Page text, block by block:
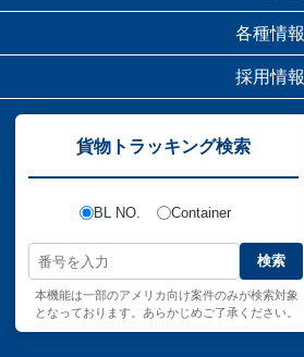
各種情報
採用情報
貨物トラッキング検索
BL NO. Container
検索
本機能は一部のアメリカ向け案件のみが検索対象
となっております。あらかじめご了承ください。